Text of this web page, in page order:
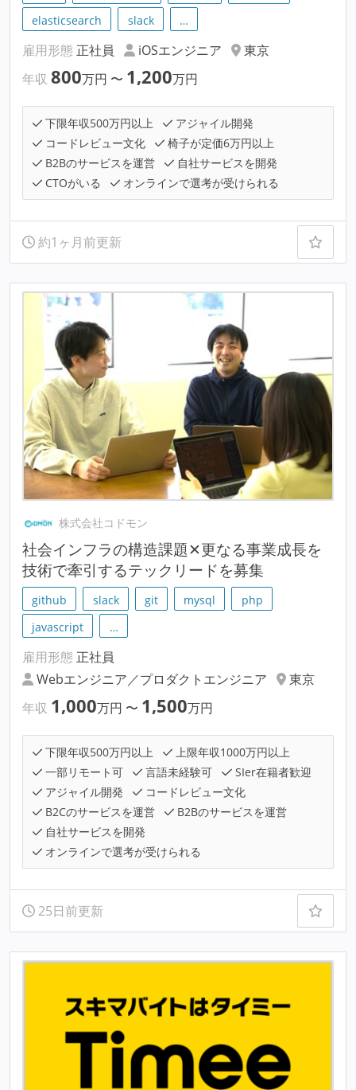
elasticsearch
slack …
雇用形態 正社員 iOSエンジニア
東京
年収 800万円 〜 1,200万円
下限年収500万円以上
アジャイル開発
コードレビュー文化
椅子が定価6万円以上
B2Bのサービスを運営
自社サービスを開発
CTOがいる
オンラインで選考が受けられる
約1ヶ月前更新
株式会社コドモン
社会インフラの構造課題✕更なる事業成長を
技術で牽引するテックリードを募集
github slack git mysql
php
javascript
…
雇用形態 正社員
Webエンジニア／プロダクトエンジニア
東京
年収 1,000万円 〜 1,500万円
下限年収500万円以上
上限年収1000万円以上
一部リモート可
言語未経験可
SIer在籍者歓迎
アジャイル開発
コードレビュー文化
B2Cのサービスを運営
B2Bのサービスを運営
自社サービスを開発
オンラインで選考が受けられる
25日前更新